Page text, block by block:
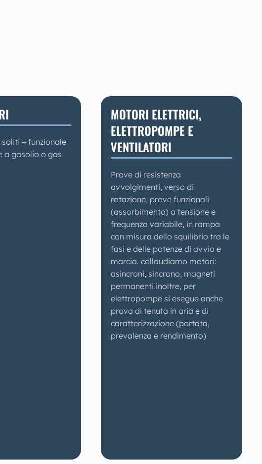
soliti + funzionale
a gasolio o gas
MOTORI ELETTRICI,
ELETTROPOMPE E
VENTILATORI
Prove di resistenza
avvolgimenti, verso di
rotazione, prove funzionali
(assorbimento) a tensione e
frequenza variabile, in rampa
con misura dello squilibrio tra le
fasi e delle potenze di avvio e
marcia. collaudiamo motori:
asincroni, sincrono, magneti
permanenti inoltre, per
elettropompe si esegue anche
prova di tenuta in aria e di
caratterizzazione (portata,
prevalenza e rendimento)